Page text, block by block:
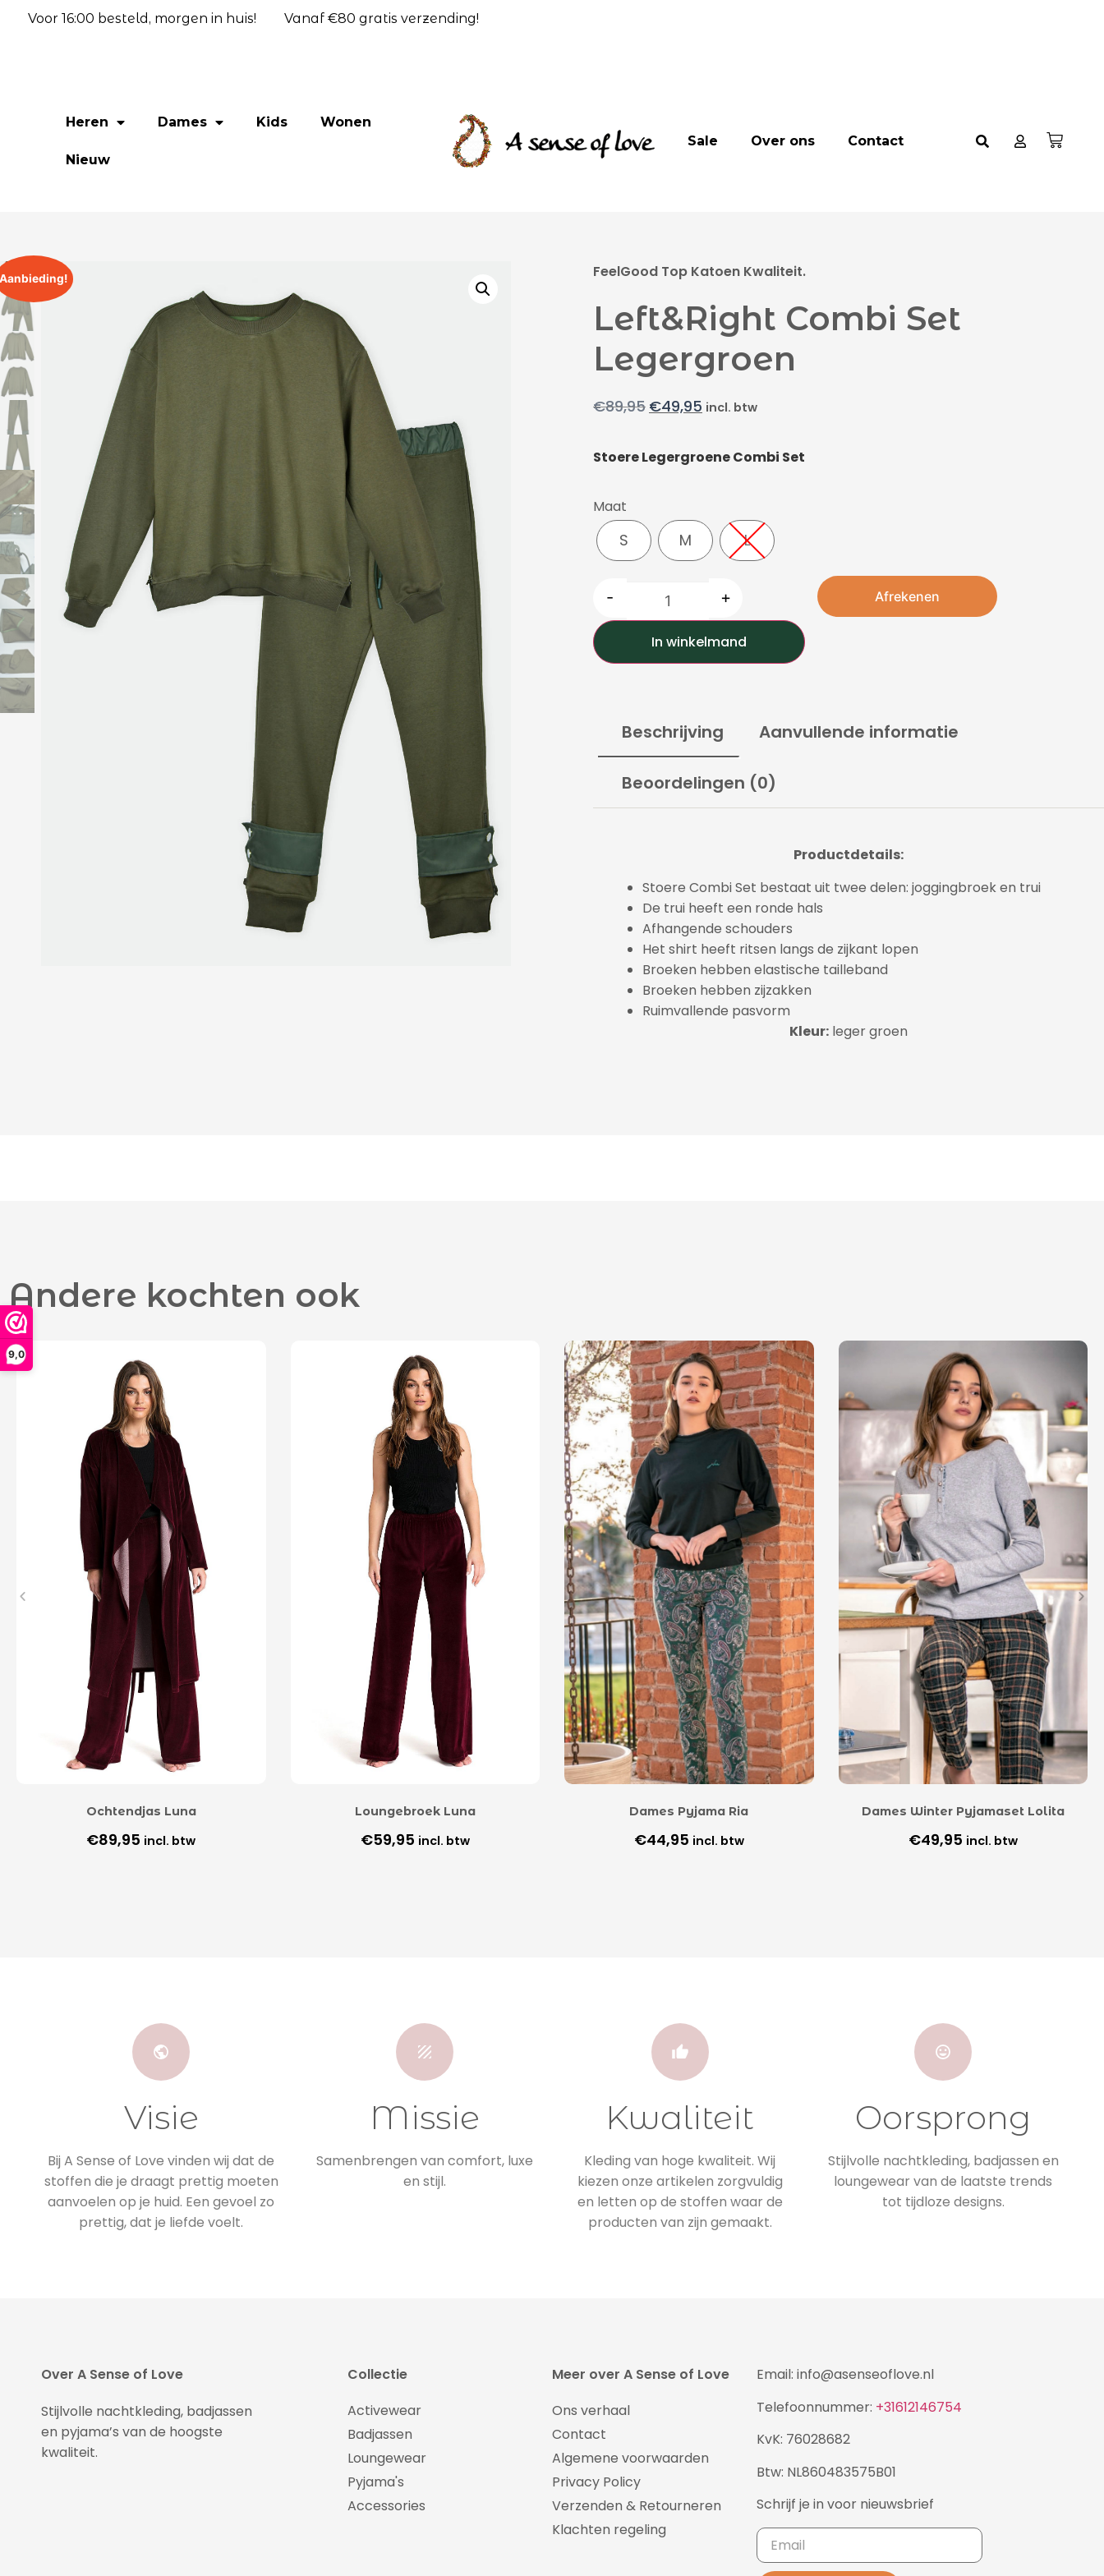
9,0
Voor 16:00 besteld, morgen in huis! Vanaf €80 gratis verzending!
Heren Dames Kids Wonen
Nieuw
Sale Over ons Contact
Aanbieding! FeelGood Top Katoen Kwaliteit.
Left&Right Combi Set
Legergroen
€89,95 €49,95 incl. btw
Stoere Legergroene Combi Set
Maat
S M L
- +
In winkelmand
Afrekenen
Beschrijving Aanvullende informatie
Beoordelingen (0)
Productdetails:
Stoere Combi Set bestaat uit twee delen: joggingbroek en trui
De trui heeft een ronde hals
Afhangende schouders
Het shirt heeft ritsen langs de zijkant lopen
Broeken hebben elastische tailleband
Broeken hebben zijzakken
Ruimvallende pasvorm
Kleur: leger groen
Andere kochten ook
Ochtendjas Luna
€89,95 incl. btw
Loungebroek Luna
€59,95 incl. btw
Dames Pyjama Ria
€44,95 incl. btw
Dames Winter Pyjamaset Lolita
€49,95 incl. btw
Visie
Bij A Sense of Love vinden wij dat de
stoffen die je draagt prettig moeten
aanvoelen op je huid. Een gevoel zo
prettig, dat je liefde voelt.
Missie
Samenbrengen van comfort, luxe
en stijl.
Kwaliteit
Kleding van hoge kwaliteit. Wij
kiezen onze artikelen zorgvuldig
en letten op de stoffen waar de
producten van zijn gemaakt.
Oorsprong
Stijlvolle nachtkleding, badjassen en
loungewear van de laatste trends
tot tijdloze designs.
Over A Sense of Love
Stijlvolle nachtkleding, badjassen
en pyjama’s van de hoogste
kwaliteit.
Collectie
Activewear
Badjassen
Loungewear
Pyjama's
Accessories
Meer over A Sense of Love
Ons verhaal
Contact
Algemene voorwaarden
Privacy Policy
Verzenden & Retourneren
Klachten regeling
Email: info@asenseoflove.nl
Telefoonnummer: +31612146754
KvK: 76028682
Btw: NL860483575B01
Schrijf je in voor nieuwsbrief